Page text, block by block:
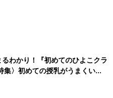
わかり！『初めてのひよこクラ
集〉初めての授乳がうまくい
の基本と夏のトラブル 解決テ